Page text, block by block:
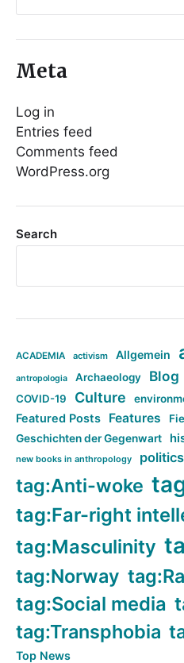
Meta
Log in
Entries feed
Comments feed
WordPress.org
Search
ACADEMIA activism Allgemein
antropologia Archaeology Blog
COVID-19 Culture
Featured Posts Features
Geschichten der Gegenwart
new books in anthropology politics
tag:Anti-woke
tag:Far-right
tag:Masculinity
tag:Norway
tag:Social media
tag:Transphobia
Top News